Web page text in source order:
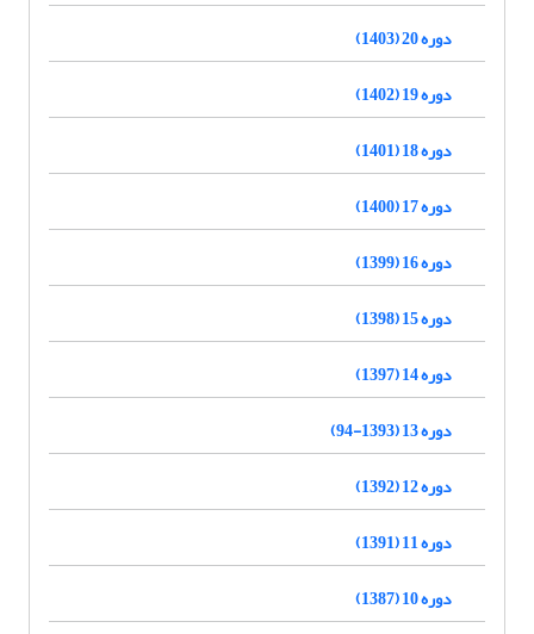
دوره 20 (1403)
دوره 19 (1402)
دوره 18 (1401)
دوره 17 (1400)
دوره 16 (1399)
دوره 15 (1398)
دوره 14 (1397)
دوره 13 (1393-94)
دوره 12 (1392)
دوره 11 (1391)
دوره 10 (1387)